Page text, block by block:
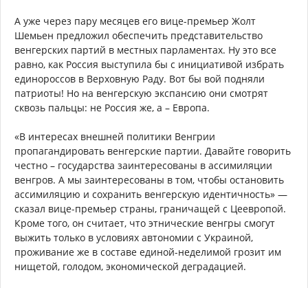
А уже через пару месяцев его вице-премьер Жолт
Шемьен предложил обеспечить представительство
венгерских партий в местных парламентах. Ну это все
равно, как Россия выступила бы с инициативой избрать
единороссов в Верховную Раду. Вот бы вой подняли
патриоты! Но на венгерскую экспансию они смотрят
сквозь пальцы: не Россия же, а – Европа.
«В интересах внешней политики Венгрии
пропагандировать венгерские партии. Давайте говорить
честно – государства заинтересованы в ассимиляции
венгров. А мы заинтересованы в том, чтобы остановить
ассимиляцию и сохранить венгерскую идентичность» —
сказал вице-премьер страны, граничащей с Цеевропой.
Кроме того, он считает, что этнические венгры смогут
выжить только в условиях автономии с Украиной,
проживание же в составе единой-неделимой грозит им
нищетой, голодом, экономической деградацией.